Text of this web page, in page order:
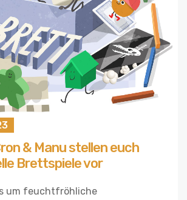
& Manu stellen euch
Brettspiele vor
um feuchtfröhliche